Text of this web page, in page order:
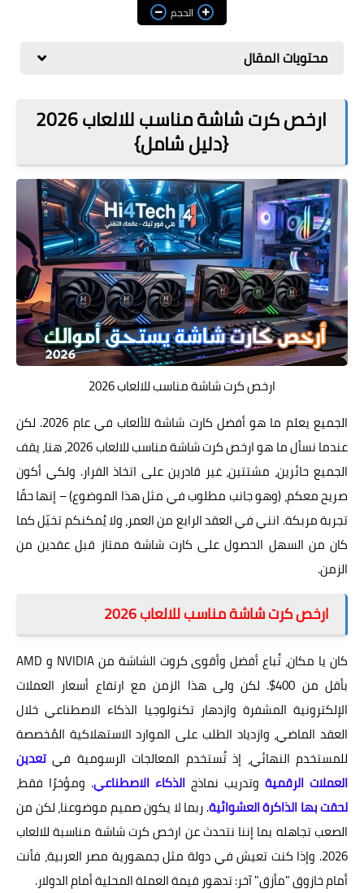
الربح من الانترنت
ذكاء اصطناعي
الحجم
محتويات المقال
ارخص كرت شاشة مناسب للالعاب 2026
{دليل شامل}
ارخص كرت شاشة مناسب للالعاب 2026
الجميع يعلم ما هو أفضل كارت شاشة للألعاب في عام 2026. لكن
عندما نسأل ما هو ارخص كرت شاشة مناسب للالعاب 2026، هنا، يقف
الجميع حائرين، مشتتين، غير قادرين على اتخاذ القرار. ولكي أكون
صريح معكم، (وهو جانب مطلوب في مثل هذا الموضوع) – إنها حقًا
تجربة مربكة. انني في العقد الرابع من العمر، ولا يُمكنكم تخيّل كما
كان من السهل الحصول على كارت شاشة ممتاز قبل عقدين من
الزمن.
ارخص كرت شاشة مناسب للالعاب 2026
كان يا مكان، تُباع أفضل وأقوى كروت الشاشة من NVIDIA و AMD
بأقل من 400$. لكن ولى هذا الزمن مع ارتفاع أسعار العملات
الإلكترونية المشفرة وازدهار تكنولوجيا الذكاء الاصطناعي خلال
العقد الماضي، وازدياد الطلب على الموارد الاستهلاكية المُخصصة
للمستخدم النهائي، إذ تُستخدم المعالجات الرسومية في تعدين
العملات الرقمية وتدريب نماذج الذكاء الاصطناعي. ومؤخرًا فقط،
لحقت بها الذاكرة العشوائية. ربما لا يكون صميم موضوعنا، لكن من
الصعب تجاهله بما إننا نتحدث عن ارخص كرت شاشة مناسبة للالعاب
2026. وإذا كنت تعيش في دولة مثل جمهورية مصر العربية، فأنت
أمام خازوق "مأزق" آخر: تدهور قيمة العملة المحلية أمام الدولار.